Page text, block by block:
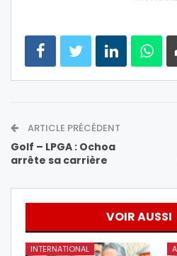
ARTICLE PRÉCÉDENT
Golf – LPGA : Ochoa
arrête sa carrière
VOIR AUSSI
INTERNATIONAL